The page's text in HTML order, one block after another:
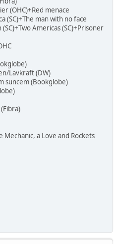
(OHC)+Red menace
(SC)+The man with no face
Americas (SC)+Prisoner
Lavkraft (DW)
suncem (Bookglobe)
a Love and Rockets